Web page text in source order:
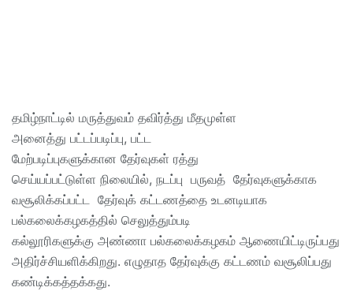
தமிழ்நாட்டில் மருத்துவம் தவிர்த்து மீதமுள்ள
அனைத்து பட்டப்படிப்பு, பட்ட
மேற்படிப்புகளுக்கான தேர்வுகள் ரத்து
செய்யப்பட்டுள்ள நிலையில், நடப்பு பருவத் தேர்வுகளுக்காக
வசூலிக்கப்பட்ட தேர்வுக் கட்டணத்தை உடனடியாக
பல்கலைக்கழகத்தில் செலுத்தும்படி
கல்லூரிகளுக்கு அண்ணா பல்கலைக்கழகம் ஆணையிட்டிருப்பது
அதிர்ச்சியளிக்கிறது. எழுதாத தேர்வுக்கு கட்டணம் வசூலிப்பது
கண்டிக்கத்தக்கது.